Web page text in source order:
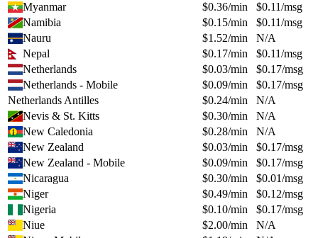
Myanmar
$0.36/min $0.11/msg
Namibia
$0.15/min $0.11/msg
Nauru
$1.52/min
N/A
Nepal
$0.17/min $0.11/msg
Netherlands
$0.03/min $0.17/msg
Netherlands - Mobile
$0.09/min $0.17/msg
Netherlands Antilles
$0.24/min
N/A
Nevis & St. Kitts
$0.30/min
N/A
New Caledonia
$0.28/min
N/A
New Zealand
$0.03/min $0.17/msg
New Zealand - Mobile
$0.09/min $0.17/msg
Nicaragua
$0.30/min $0.01/msg
Niger
$0.49/min $0.12/msg
Nigeria
$0.10/min $0.17/msg
Niue
$2.00/min
N/A